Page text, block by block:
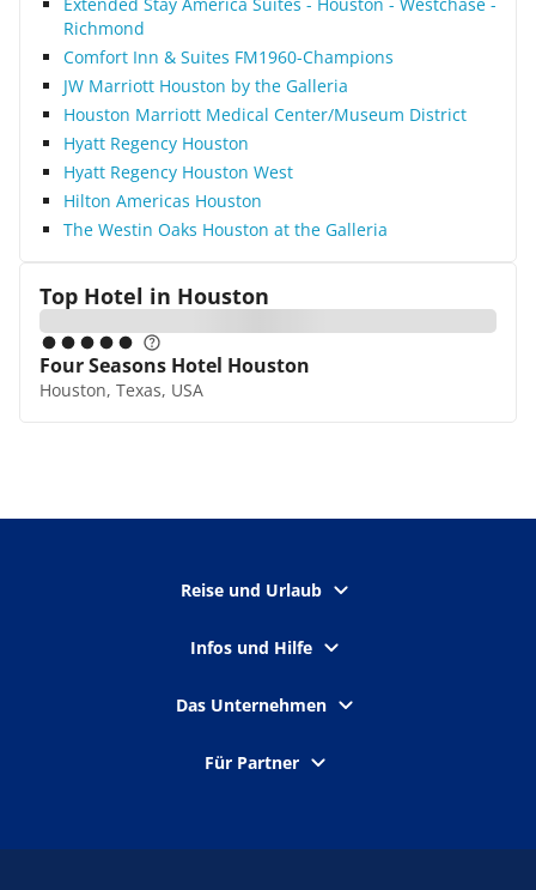
Richmond
Comfort Inn & Suites FM1960-Champions
JW Marriott Houston by the Galleria
Houston Marriott Medical Center/Museum District
Hyatt Regency Houston
Hyatt Regency Houston West
Hilton Americas Houston
The Westin Oaks Houston at the Galleria
Top Hotel in Houston
Four Seasons Hotel Houston
Houston, Texas, USA
Reise und Urlaub
Infos und Hilfe
Das Unternehmen
Für Partner